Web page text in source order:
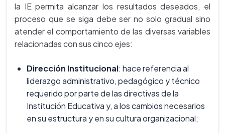
la IE permita alcanzar los resultados deseados, el
proceso que se siga debe ser no solo gradual sino
atender el comportamiento de las diversas variables
relacionadas con sus cinco ejes:
Dirección Institucional: hace referencia al
liderazgo administrativo, pedagógico y técnico
requerido por parte de las directivas de la
Institución Educativa y, a los cambios necesarios
en su estructura y en su cultura organizacional;